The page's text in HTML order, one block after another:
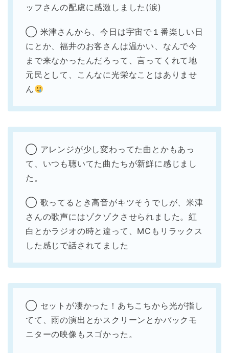
ッフさんの配慮に感激しました(涙)
◯ 米津さんから、今日は宇宙で１番楽しい日
にとか、福井のお客さんは温かい、なんで今
まで来なかったんだろって、言ってくれて地
元民として、こんなに光栄なことはありませ
ん
◯ アレンジが少し変わってた曲とかもあっ
て、いつも聴いてた曲たちが新鮮に感じまし
た。
◯ 歌ってるとき高音がキツそうでしが、米津
さんの歌声にはゾクゾクさせられました。紅
白とかラジオの時と違って、MCもリラックス
した感じで話されてました
◯ セットが凄かった！あちこちから光が指し
てて、雨の演出とかスクリーンとかバックモ
ニターの映像もスゴかった。